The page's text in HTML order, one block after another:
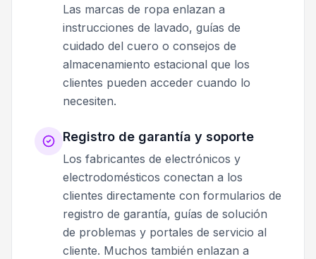
Las marcas de ropa enlazan a
instrucciones de lavado, guías de
cuidado del cuero o consejos de
almacenamiento estacional que los
clientes pueden acceder cuando lo
necesiten.
Registro de garantía y soporte
Los fabricantes de electrónicos y
electrodomésticos conectan a los
clientes directamente con formularios de
registro de garantía, guías de solución
de problemas y portales de servicio al
cliente. Muchos también enlazan a